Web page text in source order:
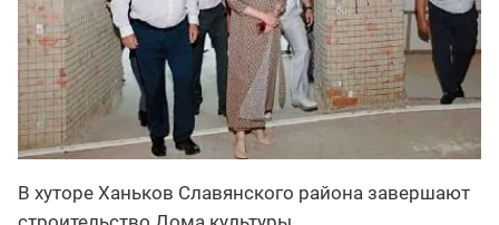
В хуторе Ханьков Славянского района завершают